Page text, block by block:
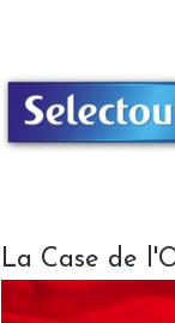
La Case de